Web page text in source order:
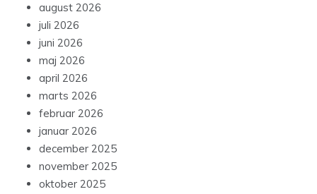
august 2026
juli 2026
juni 2026
maj 2026
april 2026
marts 2026
februar 2026
januar 2026
december 2025
november 2025
oktober 2025